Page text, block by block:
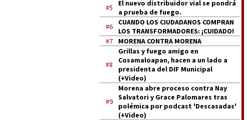
#5
El nuevo distribuidor vial se pondrá
a prueba de fuego.
#6
CUANDO LOS CIUDADANOS COMPRAN
LOS TRANSFORMADORES: ¡CUIDADO!
#7
MORENA CONTRA MORENA
#8
Grillas y fuego amigo en
Cosamaloapan, hacen a un lado a
presidenta del DIF Municipal
(+Video)
#9
Morena abre proceso contra Nay
Salvatori y Grace Palomares tras
polémica por podcast 'Descasadas'
(+Video)